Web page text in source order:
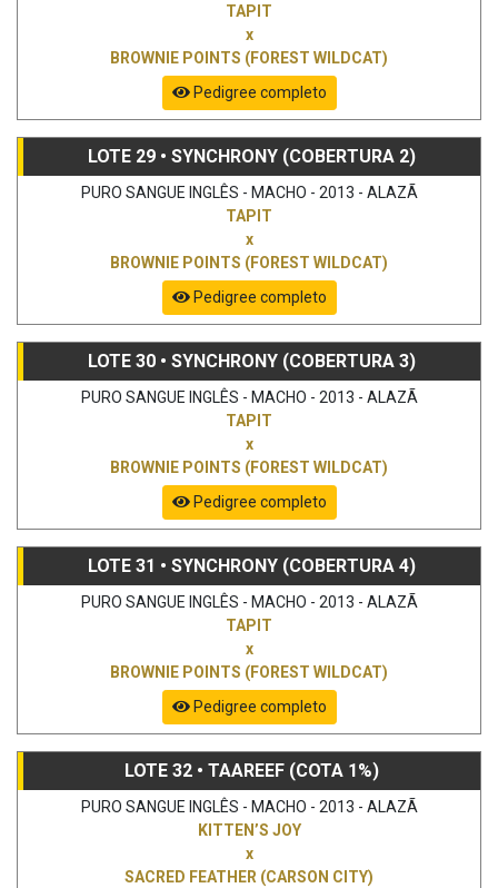
TAPIT
x
BROWNIE POINTS (FOREST WILDCAT)
Pedigree completo
LOTE 29 • SYNCHRONY (COBERTURA 2)
PURO SANGUE INGLÊS - MACHO - 2013 - ALAZÃ
TAPIT
x
BROWNIE POINTS (FOREST WILDCAT)
Pedigree completo
LOTE 30 • SYNCHRONY (COBERTURA 3)
PURO SANGUE INGLÊS - MACHO - 2013 - ALAZÃ
TAPIT
x
BROWNIE POINTS (FOREST WILDCAT)
Pedigree completo
LOTE 31 • SYNCHRONY (COBERTURA 4)
PURO SANGUE INGLÊS - MACHO - 2013 - ALAZÃ
TAPIT
x
BROWNIE POINTS (FOREST WILDCAT)
Pedigree completo
LOTE 32 • TAAREEF (COTA 1%)
PURO SANGUE INGLÊS - MACHO - 2013 - ALAZÃ
KITTEN’S JOY
x
SACRED FEATHER (CARSON CITY)